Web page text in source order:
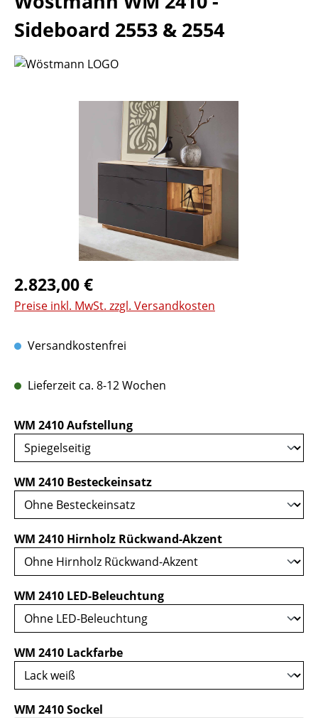
Sideboard 2553 & 2554
Bildergalerie überspringen
Regulärer Preis:
2.823,00 €
Preise inkl. MwSt. zzgl. Versandkosten
Versandkostenfrei
Lieferzeit ca. 8-12 Wochen
WM 2410 Aufstellungauswählen
WM 2410 Besteckeinsatzauswählen
WM 2410 Hirnholz Rückwand-Akzentauswählen
WM 2410 LED-Beleuchtungauswählen
WM 2410 Lackfarbeauswählen
WM 2410 Sockel